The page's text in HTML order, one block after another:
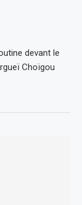
devant le
Choïgou